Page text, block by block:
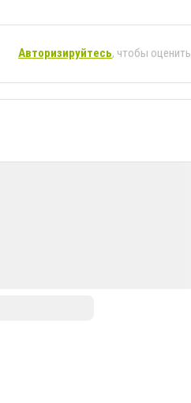
Авторизируйтесь, чтобы оценить